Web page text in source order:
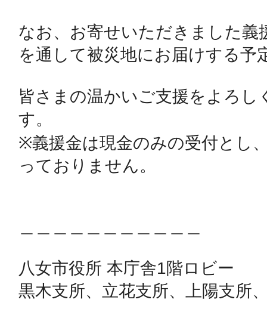
なお、お寄せいただきました義
を通して被災地にお届けする予
皆さまの温かいご支援をよろし
す。
※義援金は現金のみの受付とし
っておりません。
八女市役所 本庁舎1階ロビー
黒木支所、立花支所、上陽支所
池袋
日置